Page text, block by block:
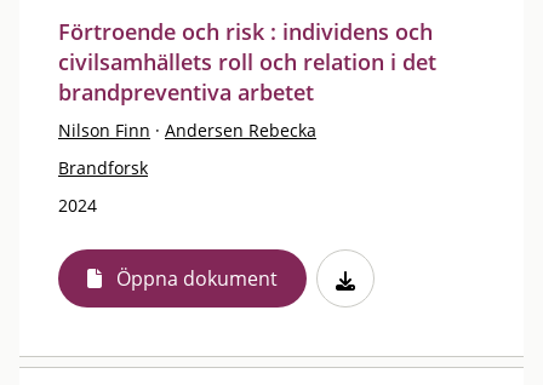
Förtroende och risk : individens och
civilsamhällets roll och relation i det
brandpreventiva arbetet
Nilson Finn · Andersen Rebecka
Brandforsk
2024
Öppna dokument